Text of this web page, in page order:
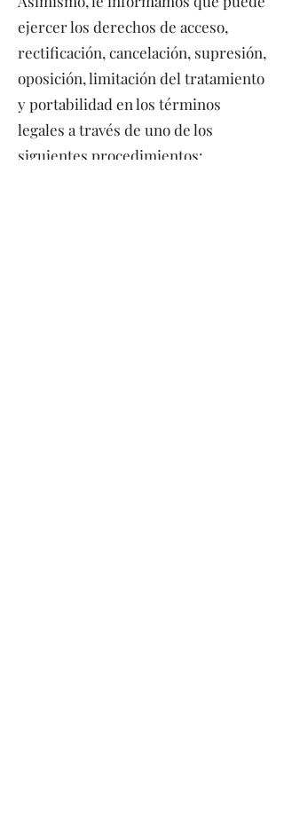
ejercer los derechos de acceso,
rectificación, cancelación, supresión,
oposición, limitación del tratamiento
y portabilidad en los términos
legales a través de uno de los
siguientes procedimientos: